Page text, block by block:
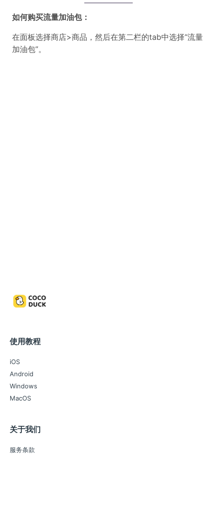
如何购买流量加油包：
在面板选择商店>商品，然后在第二栏的tab中选择“流量
加油包”。
使用教程
iOS
Android
Windows
MacOS
关于我们
服务条款